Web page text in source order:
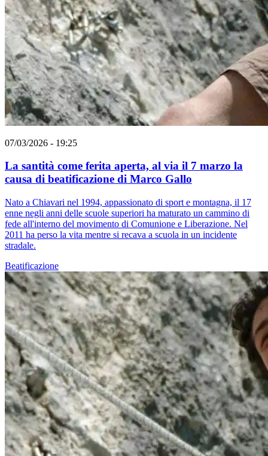
07/03/2026 - 19:25
La santità come ferita aperta, al via il 7 marzo la
causa di beatificazione di Marco Gallo
Nato a Chiavari nel 1994, appassionato di sport e montagna, il 17
enne negli anni delle scuole superiori ha maturato un cammino di
fede all'interno del movimento di Comunione e Liberazione. Nel
2011 ha perso la vita mentre si recava a scuola in un incidente
stradale.
Beatificazione